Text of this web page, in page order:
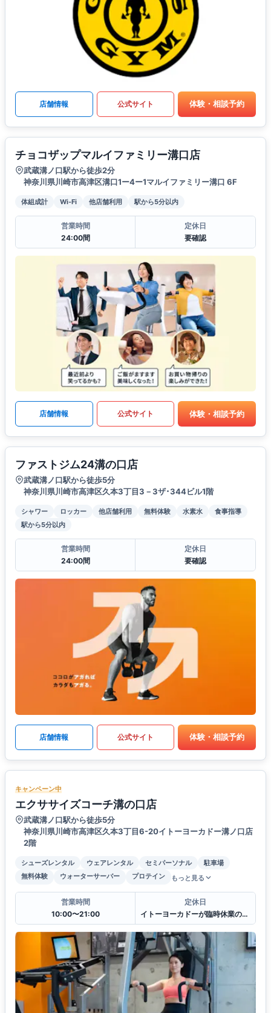
店舗情報 公式サイト 体験・相談予約
チョコザップマルイファミリー溝口店
武蔵溝ノ口駅から徒歩2分
神奈川県川崎市高津区溝口1ー4ー1マルイファミリー溝口 6F
体組成計 Wi-Fi 他店舗利用 駅から5分以内
営業時間
24:00間
定休日
要確認
店舗情報 公式サイト 体験・相談予約
ファストジム24溝の口店
武蔵溝ノ口駅から徒歩5分
神奈川県川崎市高津区久本3丁目3－3ザ･344ビル1階
シャワー ロッカー 他店舗利用 無料体験 水素水
食事指導
駅から5分以内
営業時間
24:00間
定休日
要確認
店舗情報 公式サイト 体験・相談予約
キャンペーン中
エクササイズコーチ溝の口店
武蔵溝ノ口駅から徒歩5分
神奈川県川崎市高津区久本3丁目6-20イトーヨーカドー溝ノ口店
2階
シューズレンタル ウェアレンタル セミパーソナル
駐車場
無料体験
ウォーターサーバー プロテイン もっと見る
営業時間
10:00〜21:00
定休日
イトーヨーカドーが臨時休業の場合は当店も休業とさせていただきます。